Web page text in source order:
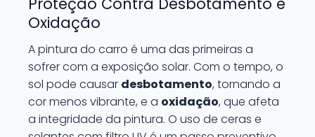
Oxidação
A pintura do carro é uma das primeiras a
sofrer com a exposição solar. Com o tempo, o
sol pode causar desbotamento, tornando a
cor menos vibrante, e a oxidação, que afeta
a integridade da pintura. O uso de ceras e